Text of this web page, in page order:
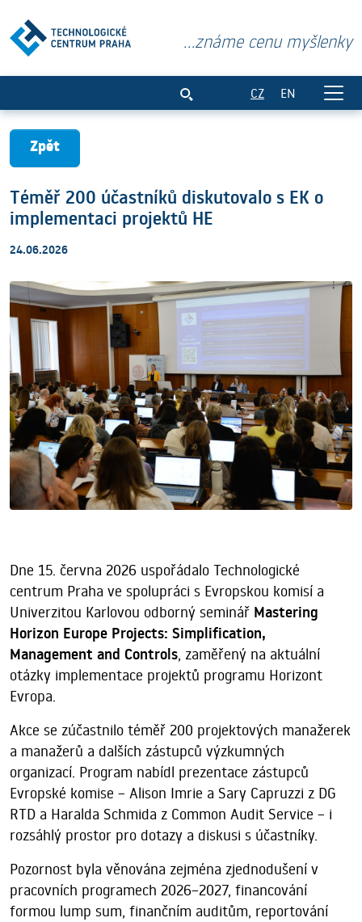
...známe cenu myšlenky
CZ EN
Zpět
Téměř 200 účastníků diskutovalo s EK o
implementaci projektů HE
24.06.2026
Dne 15. června 2026 uspořádalo Technologické
centrum Praha ve spolupráci s Evropskou komisí a
Univerzitou Karlovou odborný seminář Mastering
Horizon Europe Projects: Simplification,
Management and Controls, zaměřený na aktuální
otázky implementace projektů programu Horizont
Evropa.
Akce se zúčastnilo téměř 200 projektových manažerek
a manažerů a dalších zástupců výzkumných
organizací. Program nabídl prezentace zástupců
Evropské komise – Alison Imrie a Sary Capruzzi z DG
RTD a Haralda Schmida z Common Audit Service – i
rozsáhlý prostor pro dotazy a diskusi s účastníky.
Pozornost byla věnována zejména zjednodušení v
pracovních programech 2026–2027, financování
formou lump sum, finančním auditům, reportování